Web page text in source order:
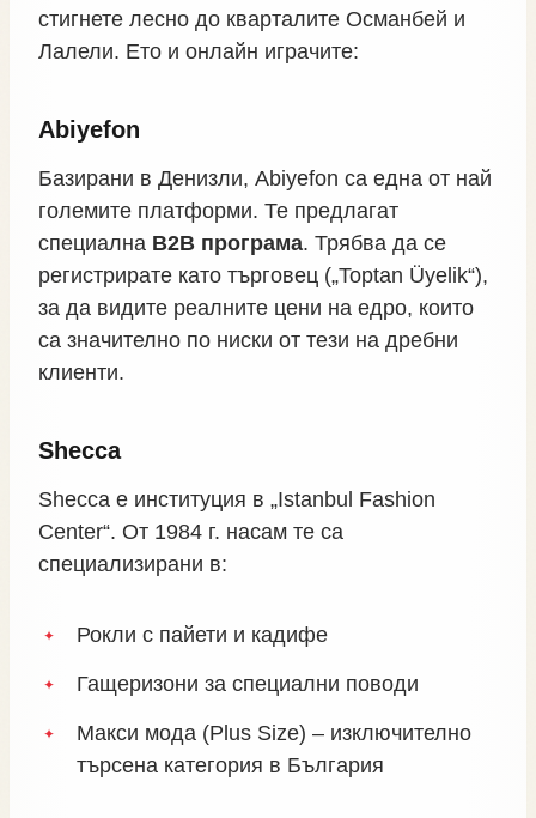
стигнете лесно до кварталите Османбей и
Лалели. Ето и онлайн играчите:
Abiyefon
Базирани в Денизли, Abiyefon са една от най
големите платформи. Те предлагат
специална B2B програма. Трябва да се
регистрирате като търговец („Toptan Üyelik“),
за да видите реалните цени на едро, които
са значително по ниски от тези на дребни
клиенти.
Shecca
Shecca е институция в „Istanbul Fashion
Center“. От 1984 г. насам те са
специализирани в:
Рокли с пайети и кадифе
Гащеризони за специални поводи
Макси мода (Plus Size) – изключително
търсена категория в България